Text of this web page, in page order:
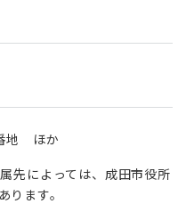
地 ほか
先によっては、成田市役所
ます。